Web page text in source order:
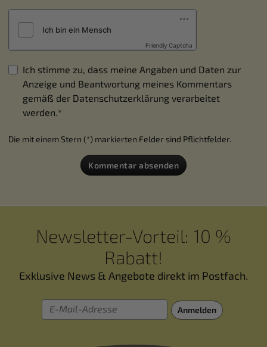
Friendly Captcha
Ich stimme zu, dass meine Angaben und Daten zur
Anzeige und Beantwortung meines Kommentars
gemäß der Datenschutzerklärung verarbeitet
werden.*
Die mit einem Stern (*) markierten Felder sind Pflichtfelder.
Kommentar absenden
Newsletter-Vorteil: 10 %
Rabatt!
Exklusive News & Angebote direkt im Postfach.
E-Mail-Adresse
Anmelden